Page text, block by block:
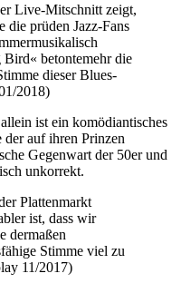
Live-Mitschnitt zeigt,
die prüden Jazz-Fans
betontemehr die
dieser Blues-
2018)
ist ein komödiantisches
auf ihren Prinzen
Gegenwart der 50er und
unkorrekt.
Plattenmarkt
ist, dass wir
dermaßen
Stimme viel zu
11/2017)